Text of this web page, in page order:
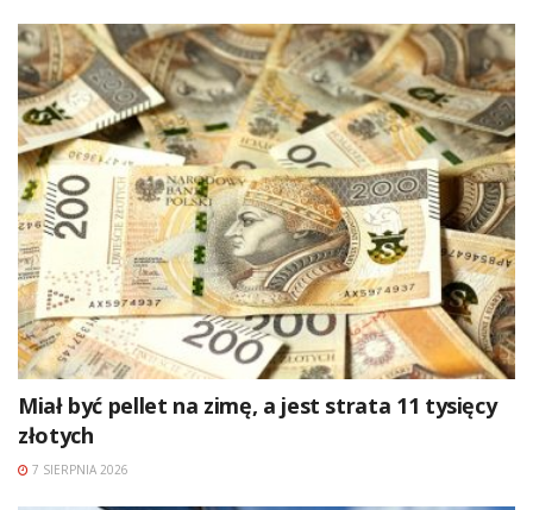
Miał być pellet na zimę, a jest strata 11 tysięcy
złotych
7 SIERPNIA 2026